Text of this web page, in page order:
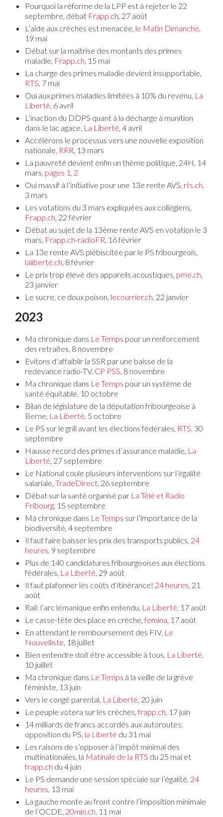
Pourquoi la réforme de la LPP est à rejeter le 22
septembre, débat Frapp.ch , 27 août
L’aide aux crèches est menacée, le Matin Dimanche
19 mai
Débat sur la maîtrise des montants des primes
maladie, Frapp.ch , 15 mai
La charge des primes maladie devient insupportable,
RTS, 7 mai
Oui aux primes maladies limitées à 10% du revenu, La
Liberté, 6 avril
L’inaction du DDPS quant à la décharge à munition
dans le lac agace, La Liberté , 4 avril
Accélérons le processus vers une nouvelle exposition
nationale, RRR , 13 mars
La pauvreté devient enfin un thème politique, 24H, 14
mars, pages 1, 2
Oui massif à l’initiative pour une 13e rente AVS, rts.ch
3 mars
Les votations du 3 mars expliquées aux collégiens,
Frapp.ch , 22 février
Débat au sujet de la 13ème rente AVS en votation le 3
mars, Frapp.ch-radioFR , 16 février
La 13e rente AVS plébiscitée par le PS fribourgeois,
laliberté.ch , 8 février
Le prix trop élevé des appareils acoustiques, pme.ch
23 janvier
Le sucre, ce doux poison, lecourrier.ch , 22 janvier
2023
Ma chronique dans Le Temps pour un renforcement
des retraites, 8 novembre
Evitons d’affaiblir la SSR par une baisse de la
redevance radio-TV, CP PSS , 8 novembre
Ma chronique dans Le Temps pour un système de
santé équitable, 10 octobre
Bilan de législature de la députation fribourgeoise à
Berne, La Liberté, 5 octobre
Le PS sur le grill avant les élections fédérales, RTS, 30
septembre
Hausse record des primes d’assurance maladie, La
Liberté , 27 septembre
Le National coule plusieurs interventions sur l’égalité
salariale, TradeDirect , 26 septembre
Débat sur la santé organisé par La Télé et Radio
Fribourg , 15 septembre
Ma chronique dans Le Temps sur l’importance de la
biodiversité, 4 septembre
Il faut faire baisser les prix des transports publics, 24
heures, 9 septembre
Plus de 140 candidatures fribourgeoises aux élections
fédérales, La Liberté , 29 août
Il faut plafonner les coûts d’itinérance! 24 heures , 21
août
Rail: l’arc lémanique enfin entendu, La Liberté , 17 août
Le casse-tête des place en crèche,femina , 17 août
En attendant le remboursement des FIV, Le
Nouvelliste , 18 juillet
Bien entendre doit être accessible à tous, La Liberté
10 juillet
Ma chronique dans Le Temps à la veille de la grève
féministe, 13 juin
Vers le congé parental, La Liberté , 20 juin
Le peuple votera sur les crèches,frapp.ch , 17 juin
14 milliards de francs accordés aux autoroutes:
opposition du PS, la Liberté du 31 mai
Les raisons de s’opposer à l’impôt minimal des
multinationales, la Matinale de la RTS du 25 mai et
frapp.ch du 4 juin
Le PS demande une session spéciale sur l’égalité, 24
heures , 13 mai
La gauche monte au front contre l’imposition minimale
de l’OCDE, 20min.ch , 11 mai